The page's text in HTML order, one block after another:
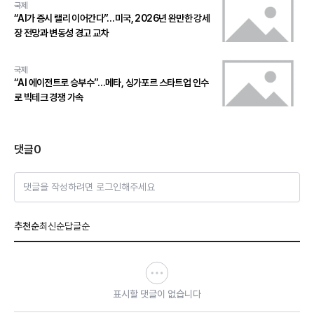
국제
“AI가 증시 랠리 이어간다”…미국, 2026년 완만한 강세
장 전망과 변동성 경고 교차
국제
“AI 에이전트로 승부수”…메타, 싱가포르 스타트업 인수
로 빅테크 경쟁 가속
댓글0
댓글을 작성하려면 로그인해주세요
추천순최신순답글순
표시할 댓글이 없습니다